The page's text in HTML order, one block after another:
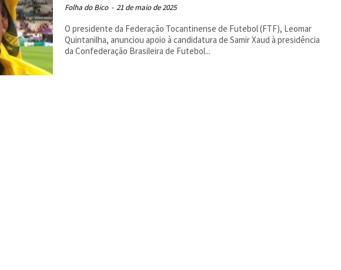
Folha do Bico - 21 de maio de 2025
O presidente da Federação Tocantinense de Futebol (FTF), Leomar
Quintanilha, anunciou apoio à candidatura de Samir Xaud à presidência
da Confederação Brasileira de Futebol...